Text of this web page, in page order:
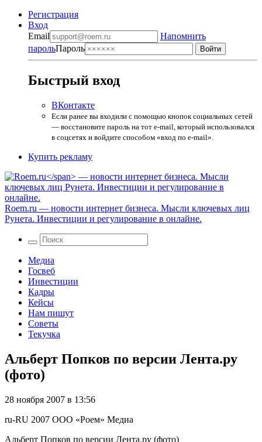
Регистрация
Вход
Email
Напомнить
парольПароль
Быстрый вход
ВКонтакте
Если ранее вы входили с помощью кнопок социальных сетей
— восстановите пароль на тот e-mail, который использовался
в соцсетях и войдите способом «вход по e-mail».
Купить рекламу
Roem.ru — новости интернет бизнеса. Мысли ключевых лиц
Рунета. Инвестиции и регулирование в онлайне.
Медиа
Госвеб
Инвестиции
Кадры
Кейсы
Нам пишут
Советы
Текучка
Альберт Попков по версии Лента.ру
(фото)
28 ноября 2007 в 13:56
ru-RU 2007 ООО «Роем» Медиа
Альберт Попков по версии Лента.ру (фото)